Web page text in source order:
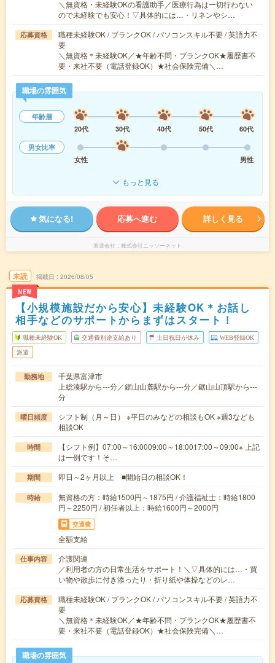
＼無資格・未経験OKの看護助手／医療行為は一切行わない
ので未経験でも安心！▽具体的には…・リネンやシ…
応募資格
職種未経験OK / ブランクOK / パソコンスキル不要 / 英語力不
要
＼無資格＊未経験OK／★年齢不問・ブランクOK★履歴書不
要・来社不要（電話登録OK）★社会保険完備＼…
職場の雰囲気
年齢層
20代
30代 40代 50代
60代
男女比率
女性
男性
もっと見る
気になる! 応募へ進む 詳しく見る
派遣会社 株式会社ニッソーネット
未読
NEW
掲載日 2026/08/05
【小規模施設だから安心】未経験OK＊お話し
相手などのサポートからまずはスタート！
職種未経験OK 交通費別途支給あり 土日祝日が休み WEB登録OK
派遣
勤務地
千葉県富津市
上総湊駅から---分／鋸山山麓駅から---分／鋸山山頂駅から---
分
曜日頻度
シフト制（月～日） ※平日のみなどの相談もOK ※週3なども
相談OK
時間
【シフト例】07:00～16:0009:00～18:0017:00～09:00※ 上記
は一例です！そ…
期間 即日～2ヶ月以上 ■開始日の相談OK！
時給
無資格の方：時給1500円～1875円 / 介護福祉士：時給1800
円～2250円 / 初任者以上：時給1600円～2000円
交通費
全額支給
仕事内容
介護関連
／利用者の方の日常生活をサポート！＼▽具体的には…・買
い物や散歩に付き添ったり・折り紙や体操などのレ…
応募資格
職種未経験OK / ブランクOK / パソコンスキル不要 / 英語力不
要
＼無資格＊未経験OK／★年齢不問・ブランクOK★履歴書不
要・来社不要（電話登録OK）★社会保険完備＼…
職場の雰囲気